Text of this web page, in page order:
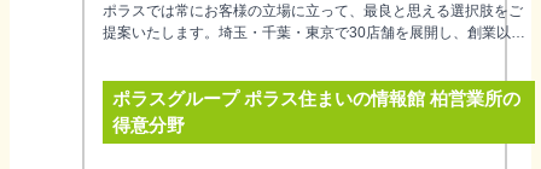
ポラスでは常にお客様の立場に立って、最良と思える選択肢をご
提案いたします。埼玉・千葉・東京で30店舗を展開し、創業以来
力を尽くしています。お住まいのことなら何でもお気軽にご相談
ください。
ポラスグループ ポラス住まいの情報館 柏営業所の
得意分野